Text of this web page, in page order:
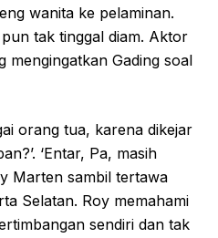
wanita ke pelaminan.
tak tinggal diam. Aktor
mengingatkan Gading soal
orang tua, karena dikejar
‘Entar, Pa, masih
Marten sambil tertawa
Selatan. Roy memahami
sendiri dan tak